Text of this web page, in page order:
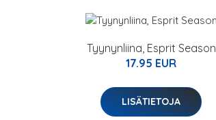
Tyynynliina, Esprit Season
17.95 EUR
LISÄTIETOJA